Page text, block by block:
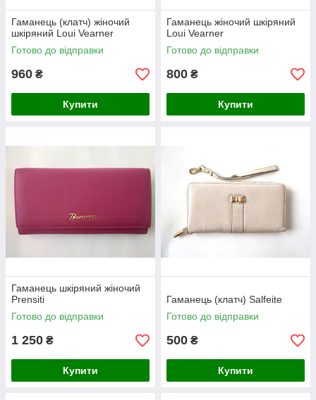
Гаманець (клатч) жіночий
шкіряний Loui Vearner
Готово до відправки
960 ₴
Купити
Гаманець жіночий шкіряний
Loui Vearner
Готово до відправки
800 ₴
Купити
Гаманець шкіряний жіночий
Prensiti
Готово до відправки
1 250 ₴
Купити
Гаманець (клатч) Salfeite
Готово до відправки
500 ₴
Купити